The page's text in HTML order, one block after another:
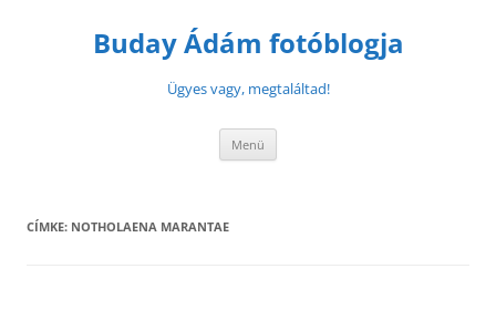
Buday Ádám fotóblogja
Ügyes vagy, megtaláltad!
Menü
CÍMKE: NOTHOLAENA MARANTAE